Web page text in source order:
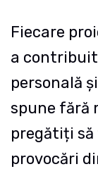
Fiecare
a
personală
spune fără
pregătiți
provocări